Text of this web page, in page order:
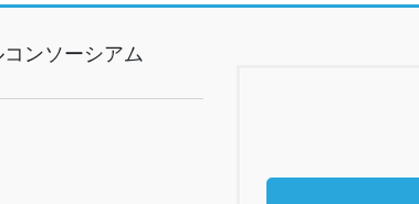
ンソーシアム